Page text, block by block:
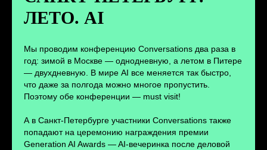
ЛЕТО. AI
Мы проводим конференцию Conversations два раза в
год: зимой в Москве — однодневную, а летом в Питере
— двухдневную. В мире AI все меняется так быстро,
что даже за полгода можно многое пропустить.
Поэтому обе конференции — must visit!
А в Санкт-Петербурге участники Conversations также
попадают на церемонию награждения премии
Generation AI Awards — AI-вечеринка после деловой